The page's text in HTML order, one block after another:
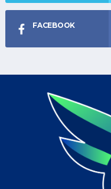
FACEBOOK